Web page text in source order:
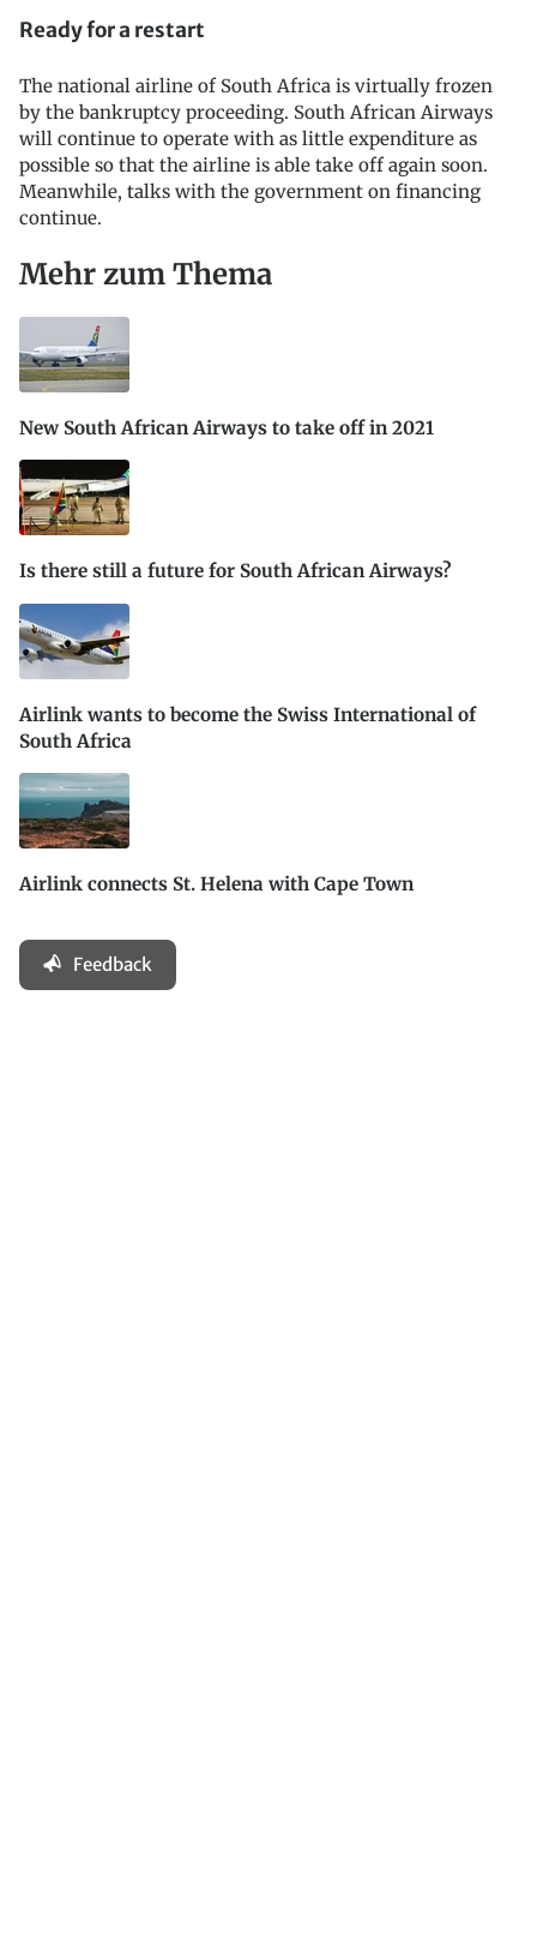
Ready for a restart
The national airline of South Africa is virtually frozen
by the bankruptcy proceeding. South African Airways
will continue to operate with as little expenditure as
possible so that the airline is able take off again soon.
Meanwhile, talks with the government on financing
continue.
Mehr zum Thema
New South African Airways to take off in 2021
Is there still a future for South African Airways?
Airlink wants to become the Swiss International of
South Africa
Airlink connects St. Helena with Cape Town
Feedback